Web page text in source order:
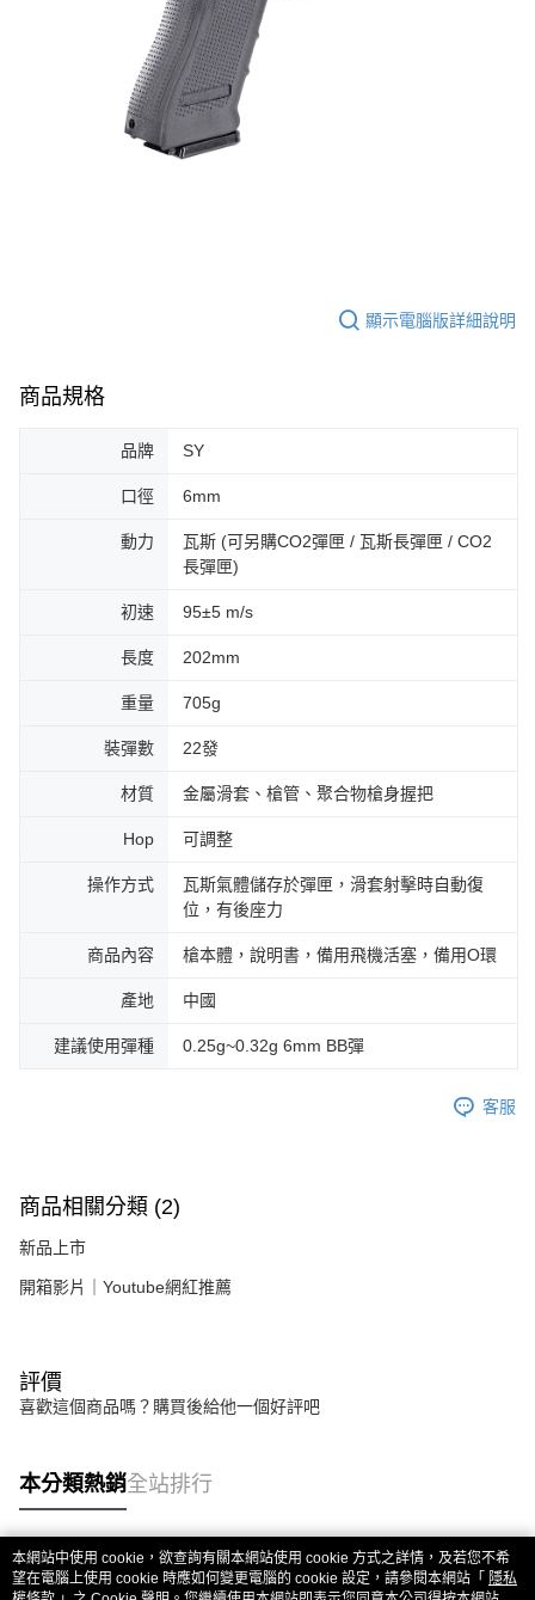
顯示電腦版詳細說明
商品規格
品牌 SY
口徑 6mm
動力
瓦斯 (可另購CO2彈匣 / 瓦斯長彈匣 / CO2
長彈匣)
初速 95±5 m/s
長度 202mm
重量 705g
裝彈數 22發
材質 金屬滑套、槍管、聚合物槍身握把
Hop 可調整
操作方式
瓦斯氣體儲存於彈匣，滑套射擊時自動復
位，有後座力
商品內容 槍本體，說明書，備用飛機活塞，備用O環
產地 中國
建議使用彈種 0.25g~0.32g 6mm BB彈
客服
商品相關分類 (2)
新品上市
開箱影片｜Youtube網紅推薦
評價
喜歡這個商品嗎？購買後給他一個好評吧
本分類熱銷全站排行
熱門標籤
本網站中使用 cookie，欲查詢有關本網站使用 cookie 方式之詳情，及若您不希
望在電腦上使用 cookie 時應如何變更電腦的 cookie 設定，請參閱本網站「 隱私